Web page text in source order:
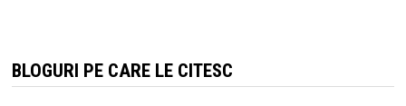
BLOGURI PE CARE LE CITESC